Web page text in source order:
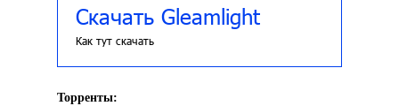
Скачать Gleamlight
Как тут скачать
Торренты: